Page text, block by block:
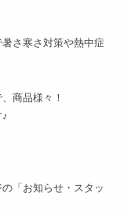
さ寒さ対策や熱中症
商品様々！
「お知らせ・スタッ